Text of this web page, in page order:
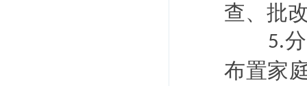
查、批
5.
布置家